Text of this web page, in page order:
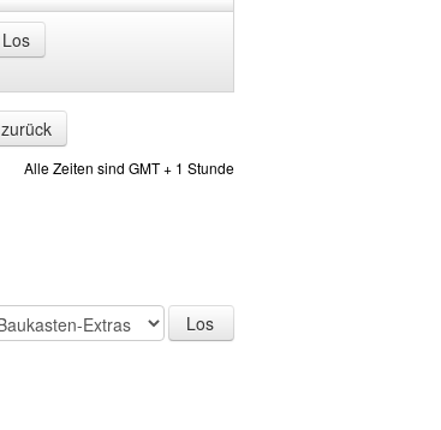
zurück
Alle Zeiten sind GMT + 1 Stunde